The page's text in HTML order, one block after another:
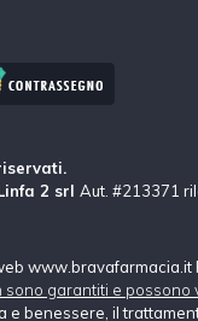
2 srl Aut. #213371
sono garantiti e
benessere, il